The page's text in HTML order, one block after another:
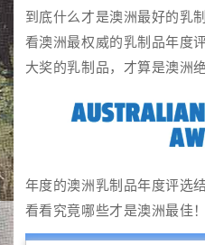
到底什么才是澳洲最好的乳
看澳洲最权威的乳制品年度
大奖的乳制品，才算是澳洲
年度的澳洲乳制品年度评选
看看究竟哪些才是澳洲最佳！